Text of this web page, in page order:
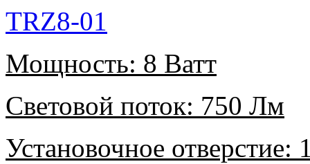
TRZ8-01
Мощность: 8 Ватт
Световой поток: 750 Лм
Установочное отверстие: